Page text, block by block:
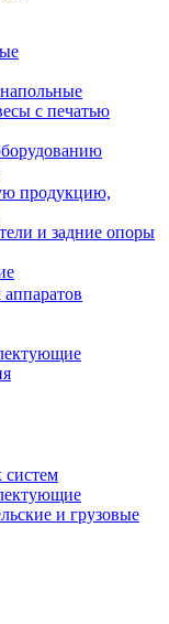
с печатью
продукцию,
и задние опоры
и грузовые